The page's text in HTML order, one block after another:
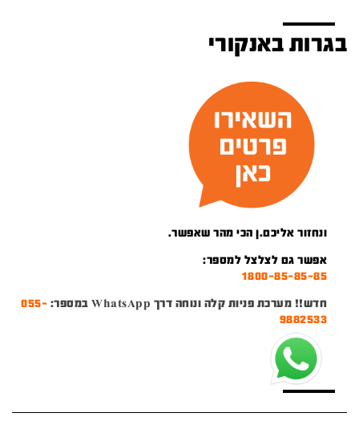
בגרות באנקורי
ונחזור אליכם.ן הכי מהר שאפשר.
אפשר גם לצלצל למספר:
1800-85-85-85
חדש!! מערכת פניות קלה ונוחה דרך WhatsApp במספר:
055-
9882533